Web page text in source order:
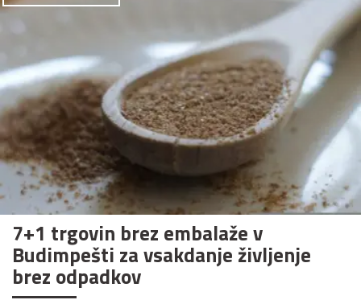
7+1 trgovin brez embalaže v
Budimpešti za vsakdanje življenje
brez odpadkov